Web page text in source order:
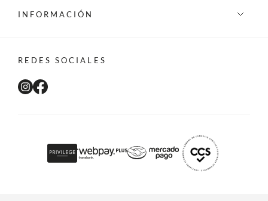
INFORMACIÓN
REDES SOCIALES